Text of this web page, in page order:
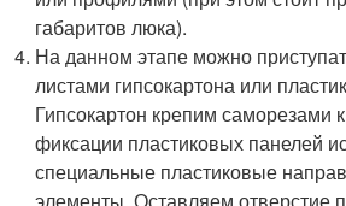
габаритов люка).
На данном этапе можно
листами гипсокартона или
Гипсокартон крепим саморезами
фиксации пластиковых панелей
специальные пластиковые